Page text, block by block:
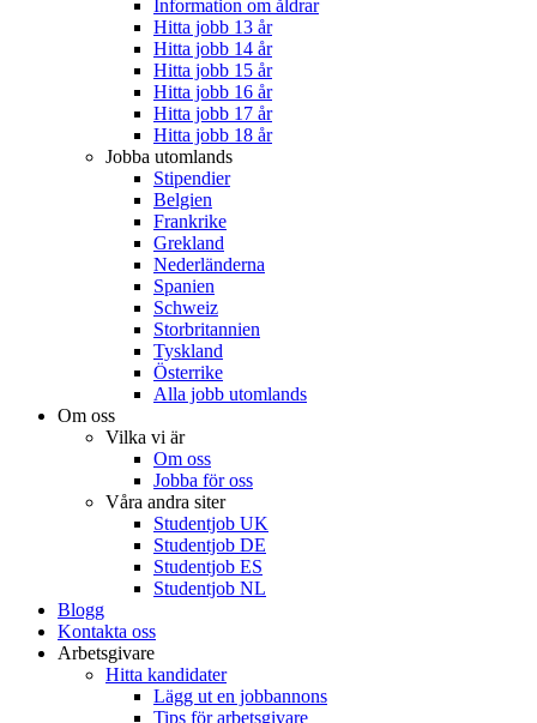
Information om åldrar
Hitta jobb 13 år
Hitta jobb 14 år
Hitta jobb 15 år
Hitta jobb 16 år
Hitta jobb 17 år
Hitta jobb 18 år
Jobba utomlands
Stipendier
Belgien
Frankrike
Grekland
Nederländerna
Spanien
Schweiz
Storbritannien
Tyskland
Österrike
Alla jobb utomlands
Om oss
Vilka vi är
Om oss
Jobba för oss
Våra andra siter
Studentjob UK
Studentjob DE
Studentjob ES
Studentjob NL
Blogg
Kontakta oss
Arbetsgivare
Hitta kandidater
Lägg ut en jobbannons
Tips för arbetsgivare